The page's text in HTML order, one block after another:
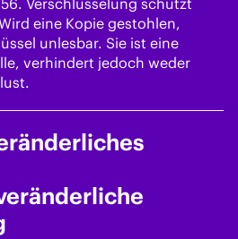
Verschlüsselung schützt
eine Kopie gestohlen,
unlesbar. Sie ist eine
verhindert jedoch weder